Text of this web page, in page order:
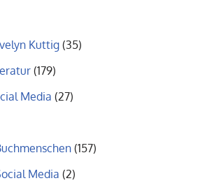
Kuttig (35)
(179)
Media (27)
(157)
Media (2)